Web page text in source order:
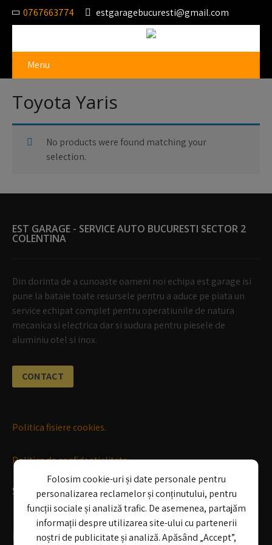
0767663774 estgaragebucuresti@gmail.com
Menu
Toyota Yaris
No products were found matching your
selection.
EST GARAGE - SERVICE AUTO BUCURESTI SECTOR 2
COLENTINA
Din dorinta de a cunoaste oameni noi echipa est garage isi
pune la bataie toate resursele pentru a aduce pe piata un
service echipat complet pentru operatiunile de natura
mecanica si electrica dar si sudura pentru piesele de
aluminiu otel si inox.
CONTACT
Politica fisiere cookies.
Politica de confidentialitate
SERVICII
Mecanica auto
Folosim cookie-uri și date personale pentru
personalizarea reclamelor și conținutului, pentru
funcții sociale și analiză trafic. De asemenea, partajăm
informații despre utilizarea site-ului cu partenerii
noștri de publicitate și analiză. Apăsând „Accept”,